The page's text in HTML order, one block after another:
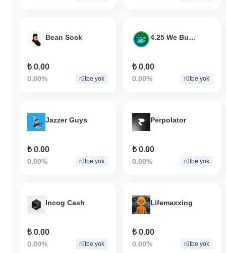
Bean Sock
₺ 0.00
0.00% rütbe yok
4.25 We Bullish
₺ 0.00
0.00% rütbe yok
Jazzer Guys
₺ 0.00
0.00% rütbe yok
Perpolator
₺ 0.00
0.00% rütbe yok
Incog Cash
₺ 0.00
0.00% rütbe yok
Lifemaxxing
₺ 0.00
0.00% rütbe yok